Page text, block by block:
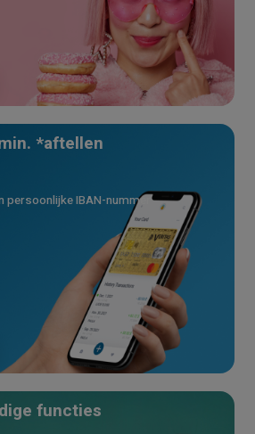
*aftellen
persoonlijke IBAN-nummer
functies